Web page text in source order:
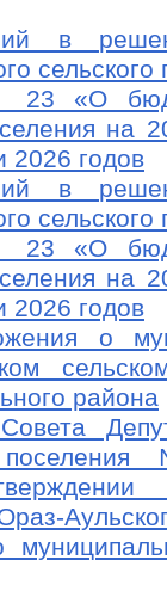
в
сельского
23 «О
на
2026 годов
в
сельского
23 «О
на
2026 годов
о
района